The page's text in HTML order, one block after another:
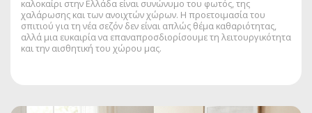
καλοκαίρι στην Ελλάδα είναι συνώνυμο του φωτός, της
χαλάρωσης και των ανοιχτών χώρων. Η προετοιμασία του
σπιτιού για τη νέα σεζόν δεν είναι απλώς θέμα καθαριότητας,
αλλά μια ευκαιρία να επαναπροσδιορίσουμε τη λειτουργικότητα
και την αισθητική του χώρου μας.